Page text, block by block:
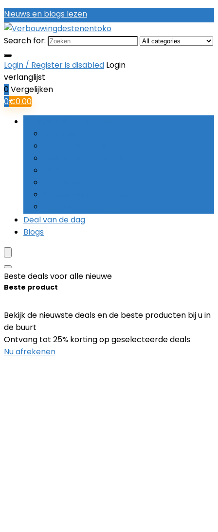
Nieuws en blogs lezen
Search for:
Login / Register is disabled Login
verlanglijst
0 Vergelijken
0€0.00
Deal van de dag
Blogs
Beste deals voor alle nieuwe
Beste product
Bekijk de nieuwste deals en de beste producten bij u in
de buurt
Ontvang tot 25% korting op geselecteerde deals
Nu afrekenen